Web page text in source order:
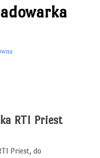
RTI Priest
Priest, do